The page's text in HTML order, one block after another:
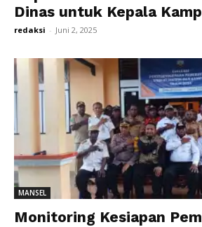
Dinas untuk Kepala
redaksi - Juni 2, 2025
MANSEL
Monitoring Kesiapan